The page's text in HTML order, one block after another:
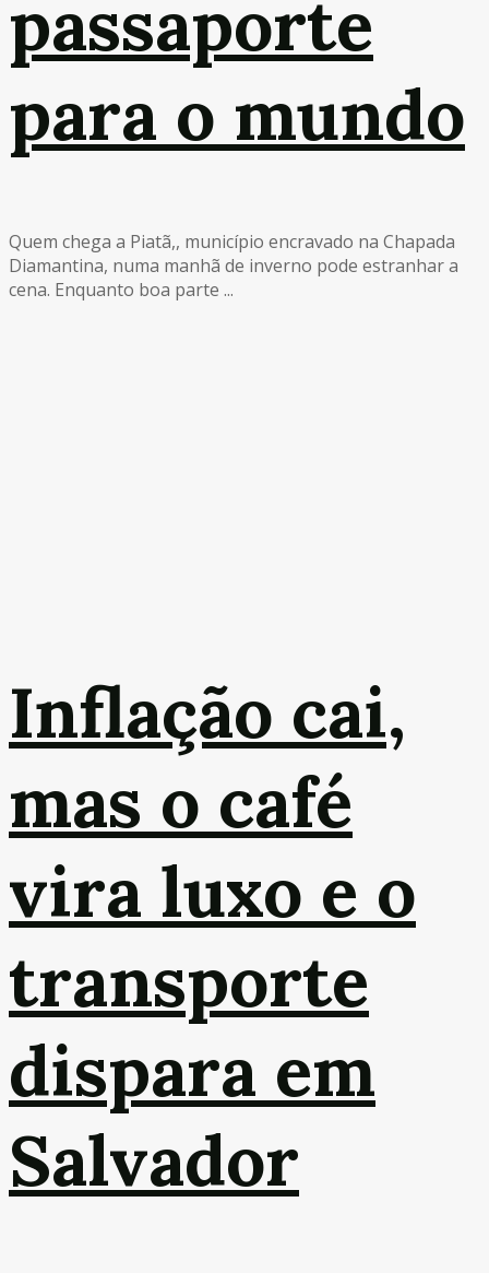
passaporte
para o mundo
Quem chega a Piatã,, município encravado na Chapada
Diamantina, numa manhã de inverno pode estranhar a
cena. Enquanto boa parte ...
Inflação cai,
mas o café
vira luxo e o
transporte
dispara em
Salvador